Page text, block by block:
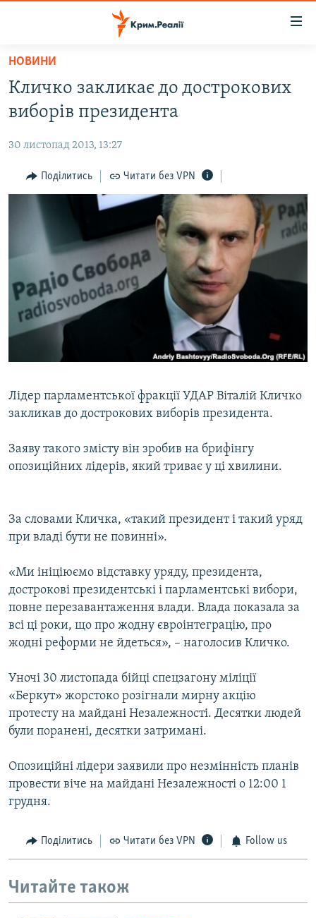
Перейти
основного
матеріалу
Перейти
до
навігації
Перейти
ВОДА.КРИМ
ВІДЕО ТА ФОТО
ПОЛІТИКА
БЛОГИ
ПОГЛЯД
ІНТЕРВ'Ю
ВСЕ ЗА ДЕНЬ
СПЕЦПРОЕКТИ
ДЕПОРТАЦІЯ
ВІДЕОУРОКИ «ELIFBE»
СВІДЧЕННЯ ОКУПАЦІЇ
ІНФОГРАФІКА
ЯК ОБІЙТИ БЛОКУВАННЯ
Русский
Qırımtatar
ДОЛУЧАЙСЯ!
Усі сайти RFE/RL
НОВИНИ
Кличко закликає до дострокових
виборів президента
30 листопад 2013, 13:27
Поділитись Читати без VPN
Лідер парламентської фракції УДАР Віталій Кличко
закликав до дострокових виборів президента.
Заяву такого змісту він зробив на брифінгу
опозиційних лідерів, який триває у ці хвилини.
За словами Кличка, «такий президент і такий уряд
при владі бути не повинні».
«Ми ініціюємо відставку уряду, президента,
дострокові президентські і парламентські вибори,
повне перезавантаження влади. Влада показала за
всі ці роки, що про жодну євроінтеграцію, про
жодні реформи не йдеться», – наголосив Кличко.
Уночі 30 листопада бійці спецзагону міліції
«Беркут» жорстоко розігнали мирну акцію
протесту на майдані Незалежності. Десятки людей
були поранені, десятки затримані.
Опозиційні лідери заявили про незмінність планів
провести віче на майдані Незалежності о 12:00 1
грудня.
Поділитись Читати без VPN Follow us
Читайте також